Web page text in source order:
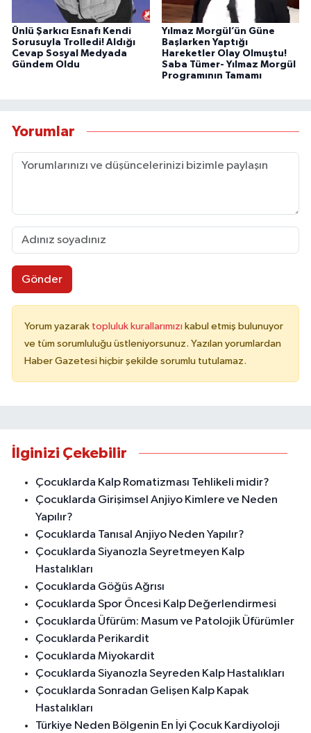
Ünlü Şarkıcı Esnafı Kendi
Sorusuyla Trolledi! Aldığı
Cevap Sosyal Medyada
Gündem Oldu
Yılmaz Morgül’ün Güne
Başlarken Yaptığı
Hareketler Olay Olmuştu!
Saba Tümer- Yılmaz Morgül
Programının Tamamı
Yorumlar
Gönder
Yorum yazarak topluluk kurallarımızı kabul etmiş bulunuyor
ve tüm sorumluluğu üstleniyorsunuz. Yazılan yorumlardan
Haber Gazetesi hiçbir şekilde sorumlu tutulamaz.
İlginizi Çekebilir
Çocuklarda Kalp Romatizması Tehlikeli midir?
Çocuklarda Girişimsel Anjiyo Kimlere ve Neden
Yapılır?
Çocuklarda Tanısal Anjiyo Neden Yapılır?
Çocuklarda Siyanozla Seyretmeyen Kalp
Hastalıkları
Çocuklarda Göğüs Ağrısı
Çocuklarda Spor Öncesi Kalp Değerlendirmesi
Çocuklarda Üfürüm: Masum ve Patolojik Üfürümler
Çocuklarda Perikardit
Çocuklarda Miyokardit
Çocuklarda Siyanozla Seyreden Kalp Hastalıkları
Çocuklarda Sonradan Gelişen Kalp Kapak
Hastalıkları
Türkiye Neden Bölgenin En İyi Çocuk Kardiyoloji